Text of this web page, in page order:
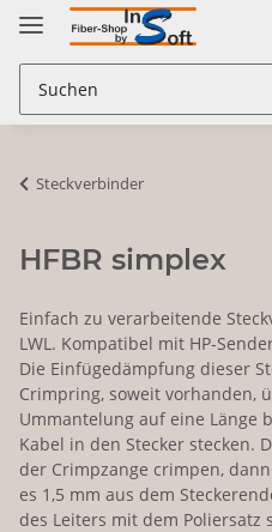
Steckverbinder
HFBR simplex
Einfach zu verarbeitende
LWL. Kompatibel mit HP-
Die Einfügedämpfung dieser
Crimpring, soweit vorhanden,
Ummantelung auf eine Länge
Kabel in den Stecker stecken.
der Crimpzange crimpen,
es 1,5 mm aus dem
des Leiters mit dem